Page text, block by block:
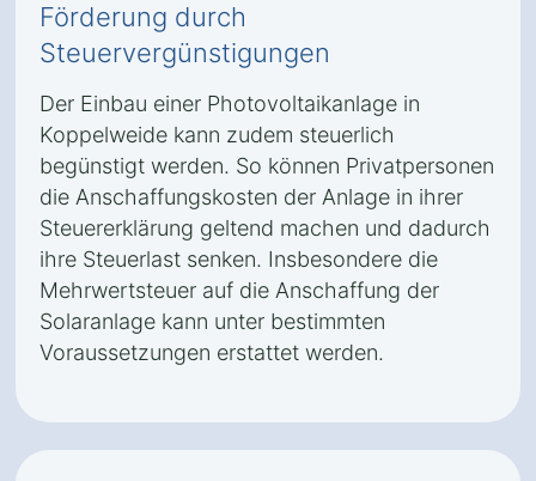
Förderung durch
Steuervergünstigungen
Der Einbau einer Photovoltaikanlage in
Koppelweide kann zudem steuerlich
begünstigt werden. So können Privatpersonen
die Anschaffungskosten der Anlage in ihrer
Steuererklärung geltend machen und dadurch
ihre Steuerlast senken. Insbesondere die
Mehrwertsteuer auf die Anschaffung der
Solaranlage kann unter bestimmten
Voraussetzungen erstattet werden.